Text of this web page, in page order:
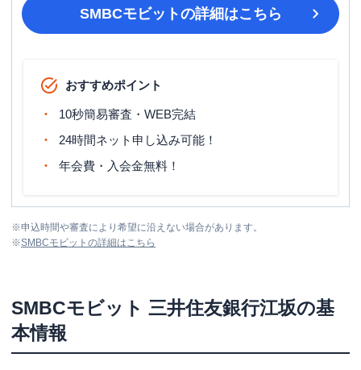
SMBCモビットの詳細はこちら
おすすめポイント
10秒簡易審査・WEB完結
24時間ネット申し込み可能！
年会費・入会金無料！
※申込時間や審査により希望に沿えない場合があります。
※SMBCモビット の詳細はこちら
SMBCモビット 三井住友銀行江坂の基
本情報